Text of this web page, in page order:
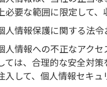
上必要な範囲に限定して、
人情報保護に関する法令
人情報への不正なアク
ては、合理的な安全対
入して、個人情報セキュ